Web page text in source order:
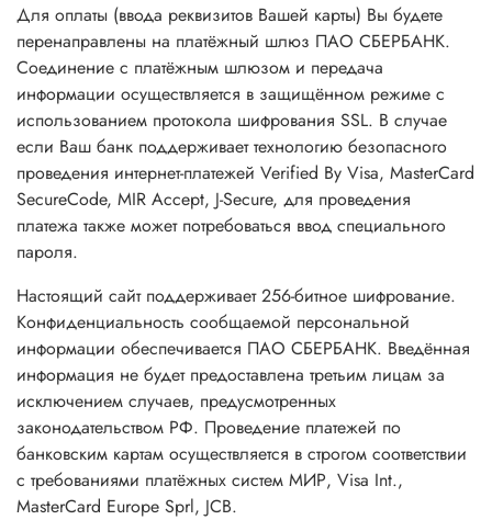
Для оплаты (ввода реквизитов Вашей карты) Вы будете
перенаправлены на платёжный шлюз ПАО СБЕРБАНК.
Соединение с платёжным шлюзом и передача
информации осуществляется в защищённом режиме с
использованием протокола шифрования SSL. В случае
если Ваш банк поддерживает технологию безопасного
проведения интернет-платежей Verified By Visa, MasterCard
SecureCode, MIR Accept, J-Secure, для проведения
платежа также может потребоваться ввод специального
пароля.
Настоящий сайт поддерживает 256-битное шифрование.
Конфиденциальность сообщаемой персональной
информации обеспечивается ПАО СБЕРБАНК. Введённая
информация не будет предоставлена третьим лицам за
исключением случаев, предусмотренных
законодательством РФ. Проведение платежей по
банковским картам осуществляется в строгом соответствии
с требованиями платёжных систем МИР, Visa Int.,
MasterCard Europe Sprl, JCB.